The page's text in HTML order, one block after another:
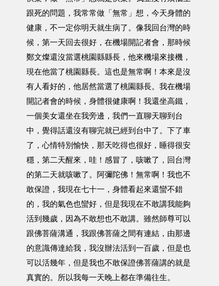
跟死的問題，我常常做「無常」想，今天身體的
健康，不一定你明天就生病了。像我回台灣的時
候，第一天回去很好，在機場開記者會，那時候
鄭文燦還沒當選桃園縣縣長，他來機場來接機，
現在他當了桃園縣長。這也是無常啊！本來是沒
有人看好的，他居然當選了桃園縣長。我在機場
開記者會的時候，身體很健康啊！我還坐高鐵，
一個美女還坐在我旁邊，我們一直聊天聊到台
中，覺得話還沒有聊完就已經到台中了。下了車
了，心情特別愉快，那天吃得也很好，睡得很安
穩，第二天醒來，哇！感冒了，咳嗽了，回台灣
的第二天就咳嗽了。阿彌陀佛！無常啊！我也不
敢保證，我現在七十一，身體看起來還蠻不錯
的，我的氣色也蠻好，但是我現在不敢講我能夠
活到幾歲，因為不敢想也不敢講。雖然師尊可以
跟佛菩薩溝通，我跟佛菩薩之間有連結，由那邊
的意識傳達給我，我沒辦法活到一百歲，但是也
可以活幾年，但是我也不敢保證佛菩薩講的就是
真實的。所以我每一天晚上都在準備往生。